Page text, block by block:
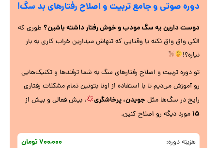
دوره صوتی و جامع تربیت و اصلاح رفتارهای بد سگ‌!
دوست دارین یه سگ مودب و خوش رفتار داشته باشین؟ طوری که
الکی واق واق نکنه یا وقتایی که تنهاش میذارین خراب کاری به بار
نیاره؟!
تو دوره تربیت و اصلاح رفتارهای سگ به شما ترفندها و تکنیک‌هایی
رو آموزش می‌دیم تا با استفاده از اونا بتونین تمام مشکلات رفتاری
رایج در سگ‌ها مثل جویدن، پرخاشگری ، بیش فعالی و بیش از
۱۵مورد دیگه رو اصلاح کنین.
هزینه دوره: ۷۰۰,۰۰۰ تومان